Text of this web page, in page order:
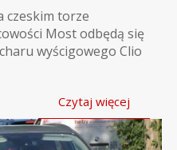
czeskim torze
Most odbędą się
wyścigowego Clio
Czytaj więcej